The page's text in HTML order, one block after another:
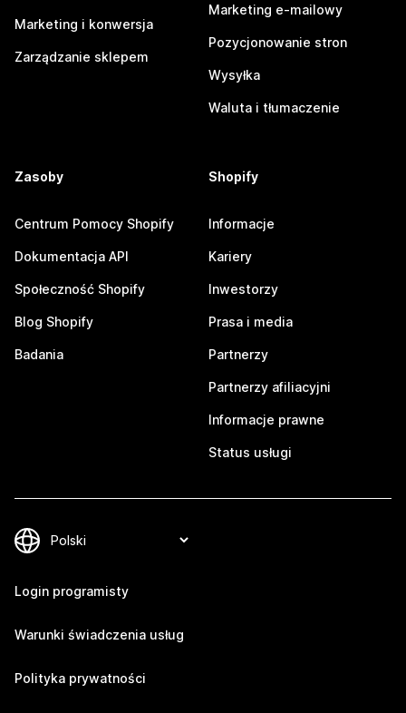
Marketing i konwersja
Zarządzanie sklepem
Marketing e-mailowy
Pozycjonowanie stron
Wysyłka
Waluta i tłumaczenie
Zasoby
Centrum Pomocy Shopify
Dokumentacja API
Społeczność Shopify
Blog Shopify
Badania
Shopify
Informacje
Kariery
Inwestorzy
Prasa i media
Partnerzy
Partnerzy afiliacyjni
Informacje prawne
Status usługi
Login programisty
Warunki świadczenia usług
Polityka prywatności